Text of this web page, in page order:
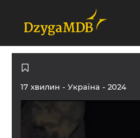
17 хвилин - Україна - 2024